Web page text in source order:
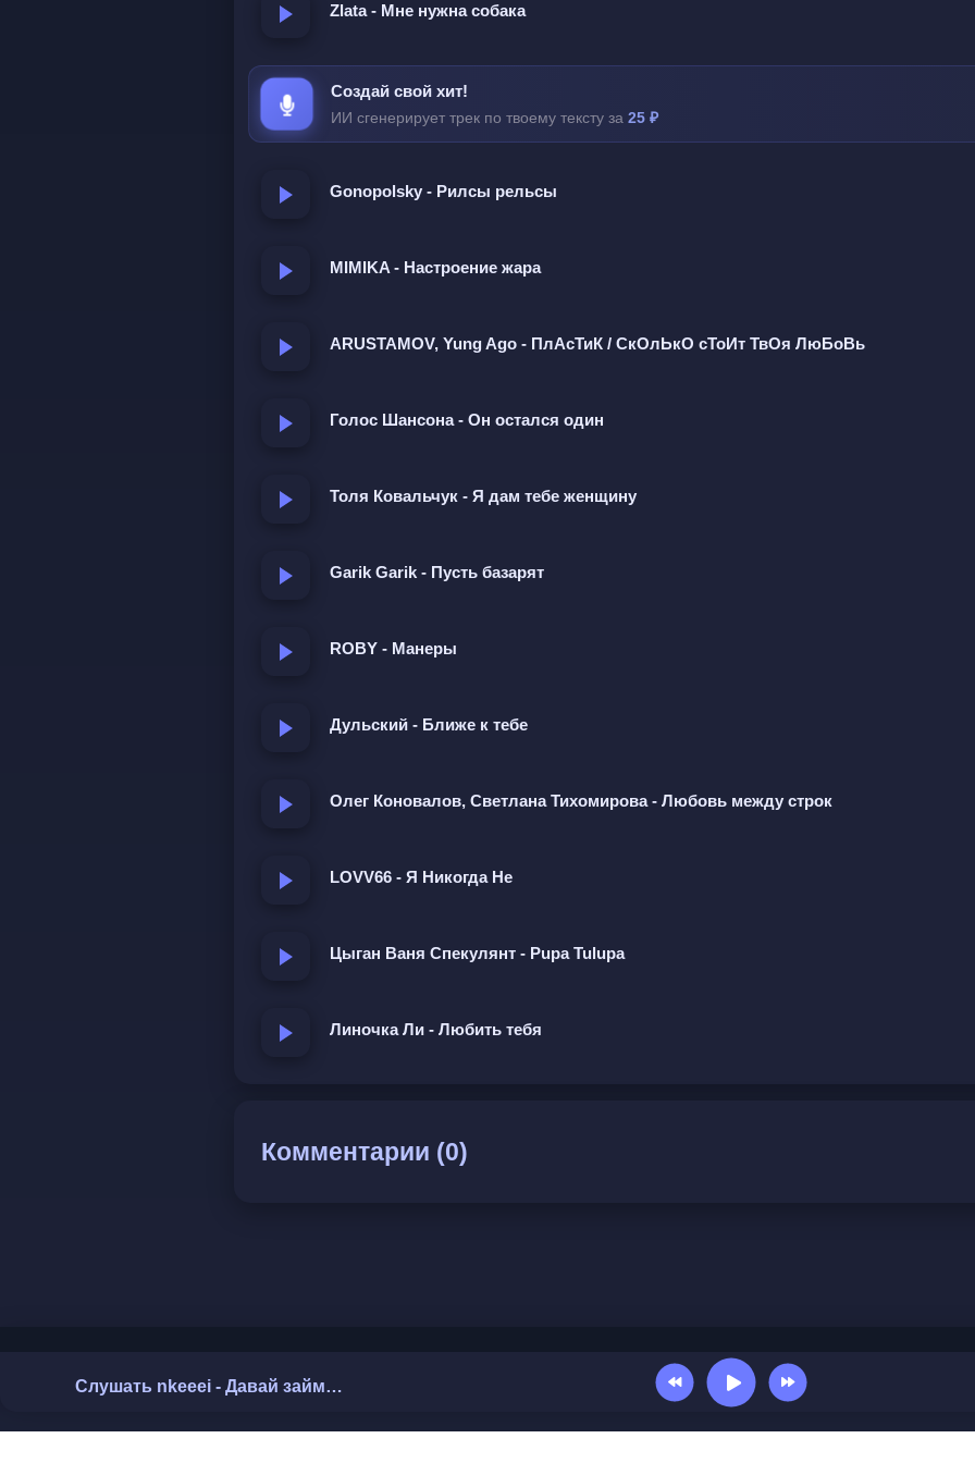
Я думаю, ты рада была бы быть рядом со мной
А после нашей встречи все ощущали зависть
Всё поменялось: сидишь на кухне с пустым бокалом
Ты так скучала, но растерялась, хотела получить внимания
Zlata - Мне нужна собака
Создай свой хит!
ИИ сгенерирует трек по твоему тексту за 25 ₽
Gonopolsky - Рилсы рельсы
MIMIKA - Настроение жара
ARUSTAMOV, Yung Ago - ПлАсТиК / СкОлЬкО сТоИт ТвОя ЛюБоВь
Голос Шансона - Он остался один
Толя Ковальчук - Я дам тебе женщину
Garik Garik - Пусть базарят
ROBY - Манеры
Дульский - Ближе к тебе
Олег Коновалов, Светлана Тихомирова - Любовь между строк
LOVV66 - Я Никогда Не
Цыган Ваня Спекулянт - Pupa Tulupa
Линочка Ли - Любить тебя
Комментарии (0)
Слушать nkeeei - Давай займемся